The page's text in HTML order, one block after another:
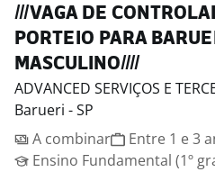
///VAGA DE
PORTEIO PARA
MASCULINO////
ADVANCED SERVIÇOS E
Barueri - SP
A combinar
Entre 1 e 3
Ensino Fundamental (1º